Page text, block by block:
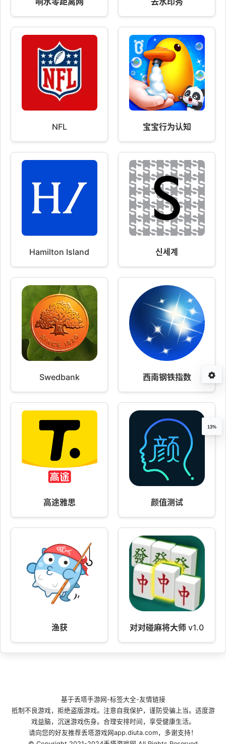
NFL 宝宝行为认知
Hamilton Island 신세계
Swedbank 西南钢铁指数
高途雅思 颜值测试
渔获 对对碰麻将大师 v1.0
13%
基于丢塔手游网 -标签大全-友情链接
抵制不良游戏，拒绝盗版游戏。注意自我保护，谨防受骗上当。适度游
戏益脑，沉迷游戏伤身。合理安排时间，享受健康生活。
请向您的好友推荐丢塔游戏网app.diuta.com，多谢支持！